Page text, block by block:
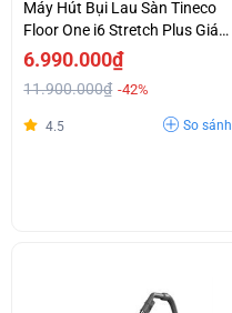
Máy Hút Bụi Lau Sàn Tineco
Floor One i6 Stretch Plus Giá
Ưu Đãi
6.990.000₫
11.900.000₫ -42%
4.5 So sánh